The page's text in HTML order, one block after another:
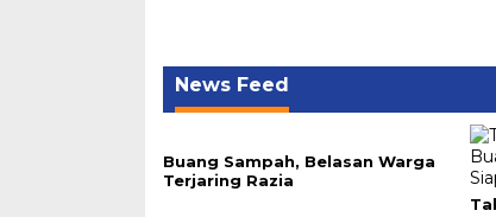
News Feed
Buang Sampah, Belasan Warga
Terjaring Razia